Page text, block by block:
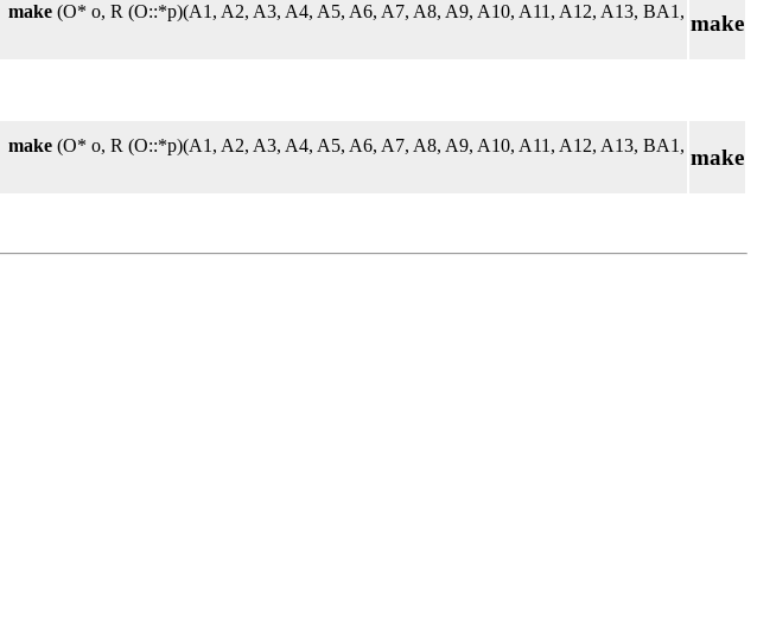
make (O* o, R (O::*p)(A1, A2, A3, A4, A5, A6, A7, A8, A9, A10, A11, A12, A13, BA1, make
make (O* o, R (O::*p)(A1, A2, A3, A4, A5, A6, A7, A8, A9, A10, A11, A12, A13, BA1, make